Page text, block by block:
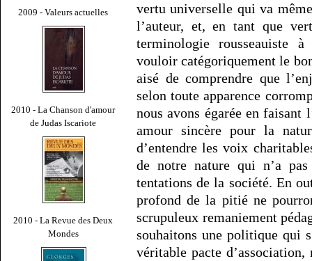
2009 - Valeurs actuelles
2010 - La Chanson d'amour
de Judas Iscariote
2010 - La Revue des Deux
Mondes
vertu universelle qui va
l’auteur, et, en tant que
terminologie rousseauiste
vouloir catégoriquement le
aisé de comprendre que
selon toute apparence
nous avons égarée en
amour sincère pour la
d’entendre les voix
de notre nature qui n’a
tentations de la société. En
profond de la pitié ne
scrupuleux remaniement
souhaitons une politique qui
véritable pacte